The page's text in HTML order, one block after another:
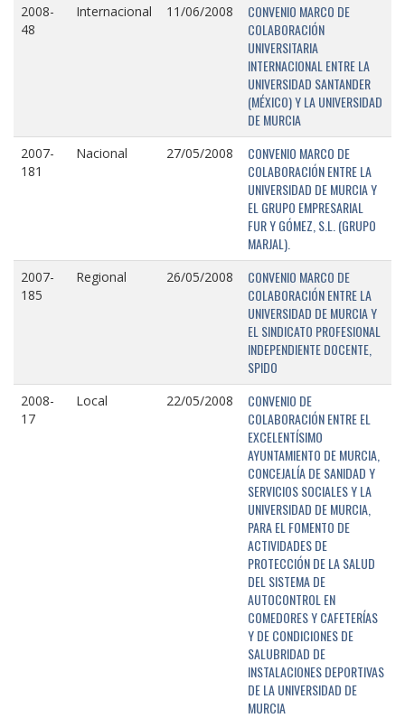
2008-
48
Internacional 11/06/2008
CONVENIO MARCO DE
COLABORACIÓN
UNIVERSITARIA
INTERNACIONAL ENTRE LA
UNIVERSIDAD SANTANDER
(MÉXICO) Y LA UNIVERSIDAD
DE MURCIA
2007-
181
Nacional 27/05/2008
CONVENIO MARCO DE
COLABORACIÓN ENTRE LA
UNIVERSIDAD DE MURCIA Y
EL GRUPO EMPRESARIAL
FUR Y GÓMEZ, S.L. (GRUPO
MARJAL).
2007-
185
Regional 26/05/2008
CONVENIO MARCO DE
COLABORACIÓN ENTRE LA
UNIVERSIDAD DE MURCIA Y
EL SINDICATO PROFESIONAL
INDEPENDIENTE DOCENTE,
SPIDO
2008-
17
Local 22/05/2008
CONVENIO DE
COLABORACIÓN ENTRE EL
EXCELENTÍSIMO
AYUNTAMIENTO DE MURCIA,
CONCEJALÍA DE SANIDAD Y
SERVICIOS SOCIALES Y LA
UNIVERSIDAD DE MURCIA,
PARA EL FOMENTO DE
ACTIVIDADES DE
PROTECCIÓN DE LA SALUD
DEL SISTEMA DE
AUTOCONTROL EN
COMEDORES Y CAFETERÍAS
Y DE CONDICIONES DE
SALUBRIDAD DE
INSTALACIONES DEPORTIVAS
DE LA UNIVERSIDAD DE
MURCIA